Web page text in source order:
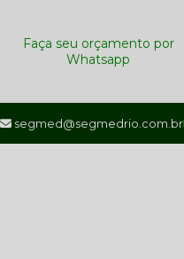
Faça seu orçamento por
Whatsapp
segmed@segmedrio.com.br